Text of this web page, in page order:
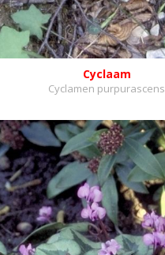
Cyclaam
Cyclamen purpurascens